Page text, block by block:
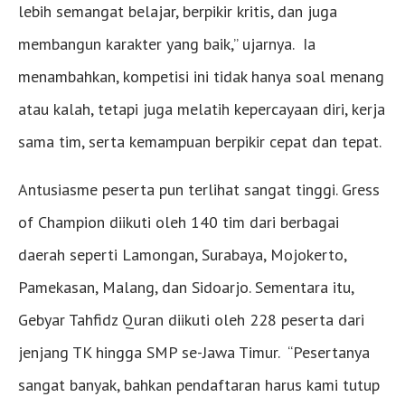
lebih semangat belajar, berpikir kritis, dan juga
membangun karakter yang baik,” ujarnya. Ia
menambahkan, kompetisi ini tidak hanya soal menang
atau kalah, tetapi juga melatih kepercayaan diri, kerja
sama tim, serta kemampuan berpikir cepat dan tepat.
Antusiasme peserta pun terlihat sangat tinggi. Gress
of Champion diikuti oleh 140 tim dari berbagai
daerah seperti Lamongan, Surabaya, Mojokerto,
Pamekasan, Malang, dan Sidoarjo. Sementara itu,
Gebyar Tahfidz Quran diikuti oleh 228 peserta dari
jenjang TK hingga SMP se-Jawa Timur. “Pesertanya
sangat banyak, bahkan pendaftaran harus kami tutup